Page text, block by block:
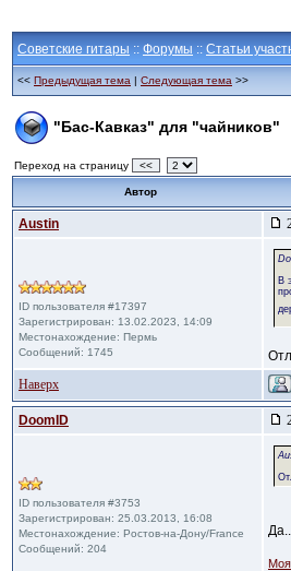
Советские гитары :: Форумы :: Статьи
<< Предыдущая тема | Следующая тема >>
"Бас-Кавказ" для "чайников"
Переход на страницу <<
Автор
Austin
ID пользователя #17397
Зарегистрирован: 13.02.2023, 14:09
Местонахождение: Пермь
Сообщений: 1745
В
Наверх
DoomID
ID пользователя #3753
Зарегистрирован: 25.03.2013, 16:08
Местонахождение: Ростов-на-Дону/France
Сообщений: 204
Моя